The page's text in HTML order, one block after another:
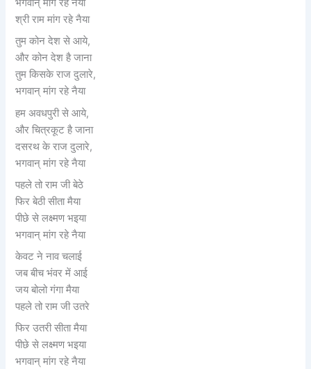
भगवान् मांग रहे नैया
श्री राम मांग रहे नैया
तुम कोन देश से आये,
और कोन देश है जाना
तुम किसके राज दुलारे,
भगवान् मांग रहे नैया
हम अवधपुरी से आये,
और चित्रकूट है जाना
दसरथ के राज दुलारे,
भगवान् मांग रहे नैया
पहले तो राम जी बेठे
फिर बेठी सीता मैया
पीछे से लक्ष्मण भइया
भगवान् मांग रहे नैया
केवट ने नाव चलाई
जब बीच भंवर में आई
जय बोलो गंगा मैया
पहले तो राम जी उतरे
फिर उतरी सीता मैया
पीछे से लक्ष्मण भइया
भगवान् मांग रहे नैया